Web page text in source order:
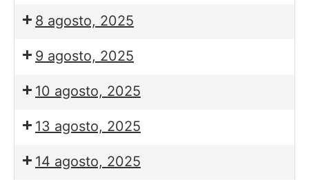
8 agosto, 2025
9 agosto, 2025
10 agosto, 2025
13 agosto, 2025
14 agosto, 2025